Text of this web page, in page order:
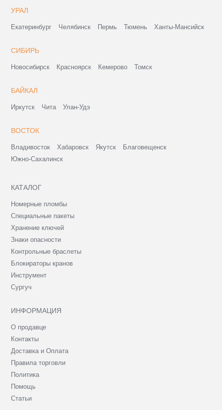
УРАЛ
Екатеринбург Челябинск Пермь Тюмень Ханты-Мансийск
СИБИРЬ
Новосибирск Красноярск Кемерово Томск
БАЙКАЛ
Иркутск Чита Улан-Удэ
ВОСТОК
Владивосток Хабаровск Якутск
Благовещенск
Южно-Сахалинск
КАТАЛОГ
Номерные пломбы
Специальные пакеты
Хранение ключей
Знаки опасности
Контрольные браслеты
Блокираторы кранов
Инструмент
Сургуч
ИНФОРМАЦИЯ
О продавце
Контакты
Доставка и Оплата
Правила торговли
Политика
Помощь
Статьи